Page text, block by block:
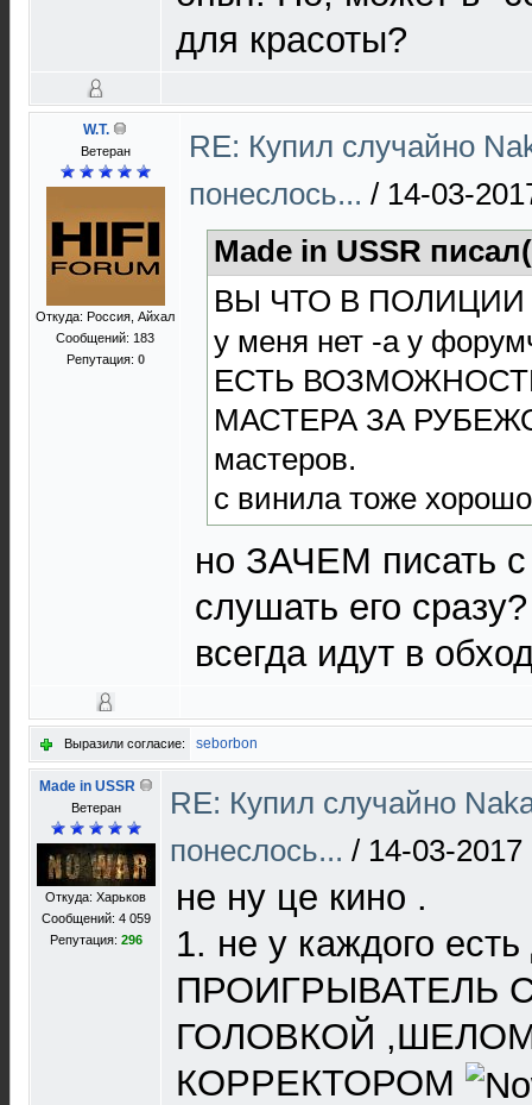
для красоты?
W.T.
Ветеран
Откуда: Россия, Айхал
Сообщений: 183
Репутация: 0
RE: Купил случайно
понеслось... / 14-03-
Made in USSR
ВЫ ЧТО В ПОЛИЦИИ
у меня нет -а у
ЕСТЬ
МАСТЕРА ЗА
мастеров.
с винила тоже
но ЗАЧЕМ писать
слушать его
всегда идут в
Выразили согласие: seborbon
Made in USSR
Ветеран
Откуда: Харьков
Сообщений: 4 059
Репутация: 296
RE: Купил случайно
понеслось... / 14-03-2017
не ну це кино .
1. не у каждого
ПРОИГРЫВАТЕЛЬ
ГОЛОВКОЙ
КОРРЕКТОРОМ